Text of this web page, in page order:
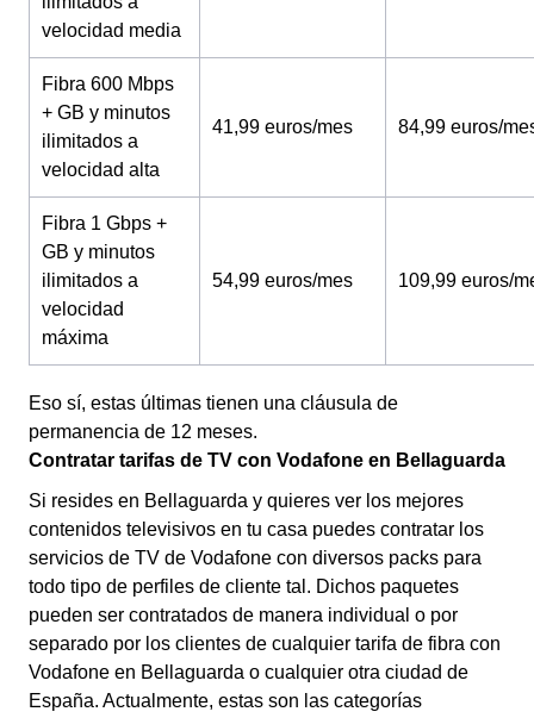
velocidad media
Fibra 600 Mbps
+ GB y minutos
ilimitados a
velocidad alta
41,99 euros/mes 84,99 euros/
Fibra 1 Gbps +
GB y minutos
ilimitados a
velocidad
máxima
54,99 euros/mes 109,99 euros/
Eso sí, estas últimas tienen una cláusula de
permanencia de 12 meses.
Contratar tarifas de TV con Vodafone en Bellaguarda
Si resides en Bellaguarda y quieres ver los mejores
contenidos televisivos en tu casa puedes contratar los
servicios de TV de Vodafone con diversos packs para
todo tipo de perfiles de cliente tal. Dichos paquetes
pueden ser contratados de manera individual o por
separado por los clientes de cualquier tarifa de fibra con
Vodafone en Bellaguarda o cualquier otra ciudad de
España. Actualmente, estas son las categorías